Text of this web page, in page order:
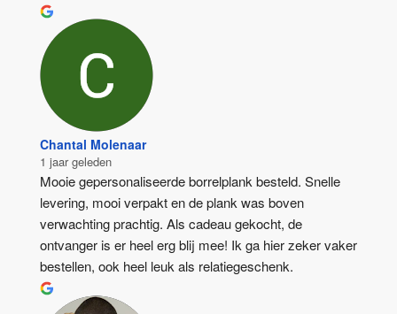
Chantal Molenaar
1 jaar geleden
Mooie gepersonaliseerde borrelplank besteld. Snelle
levering, mooi verpakt en de plank was boven
verwachting prachtig. Als cadeau gekocht, de
ontvanger is er heel erg blij mee! Ik ga hier zeker vaker
bestellen, ook heel leuk als relatiegeschenk.